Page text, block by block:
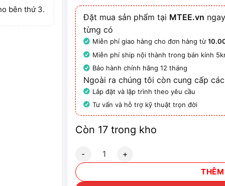
bên thứ 3.
Đặt mua sản phẩm tại MTEE.vn
từng có
Miễn phí giao hàng cho đơn hàng từ
Miễn phí ship nội thành trong bán kính
Bảo hành chính hãng 12 tháng
Ngoài ra chúng tôi còn cung cấp
Lắp đặt và lập trình theo yêu cầu
Tư vấn và hỗ trợ kỹ thuật trọn đời
Còn 17 trong kho
3RV2011-0JA25-Z X95 - Bộ ngắt mạch